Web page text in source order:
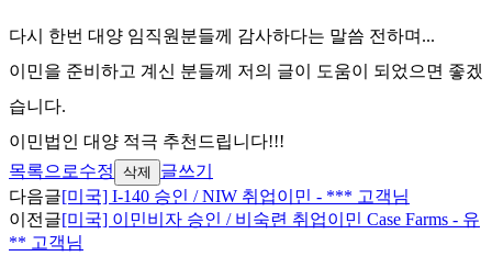
다시 한번 대양 임직원분들께 감사하다는 말씀 전하며 ...
이민을 준비하고 계신 분들께 저의 글이 도움이 되었으면 좋겠
습니다.
이민법인 대양 적극 추천드립니다!!!
목록으로수정 삭제
글쓰기
다음글[미국] I-140 승인 / NIW 취업이민 - *** 고객님
이전글[미국] 이민비자 승인 / 비숙련 취업이민 Case Farms - 유
** 고객님